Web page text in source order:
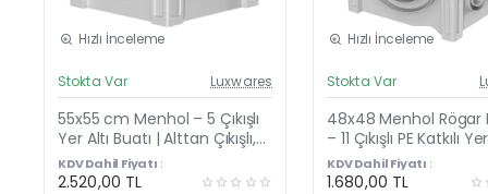
Hızlı İnceleme
Yeni Ürün
Stokta Var Luxwares
55x55 cm Menhol – 5 Çıkışlı
Yer Altı Buatı | Alttan Çıkışlı,
PE Katkılı, Kulplu Düz Kapaklı
Rögar Kutusu
KDV Dahil Fiyatı :
2.520,00 TL
Hızlı İnceleme
Stokta Var
48x48 Menhol Rögar
– 11 Çıkışlı PE Katkılı
Buatı, Kulplu Düz
KDV Dahil Fiyatı :
1.680,00 TL